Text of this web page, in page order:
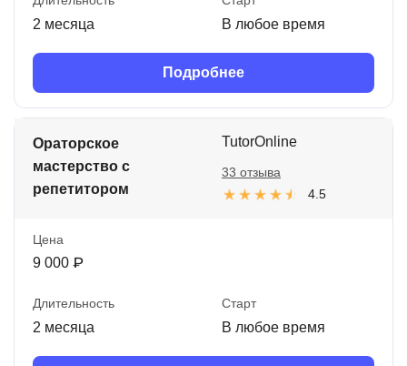
2 месяца В любое время
Подробнее
Ораторское
мастерство с
репетитором
TutorOnline
4.5
33 отзыва
Цена
9 000 ₽
Длительность
2 месяца
Старт
В любое время